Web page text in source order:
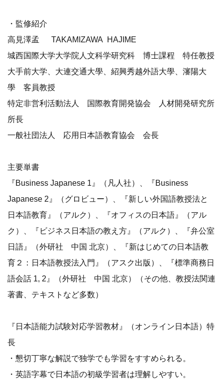
・監修紹介
高見澤孟 TAKAMIZAWA HAJIME
城西国際大学大学院人文科学研究科 博士課程 特任教授
大手前大学、大連交通大學、紹興秀越外語大學、瀋陽大
學 客員教授
特定非営利活動法人 国際教育開発協会 人材開発研究所
所長
一般社団法人 応用日本語教育協会 会長
主要単書
『Business Japanese 1』（凡人社）、『Business
Japanese 2』（グロビュー）、『新しい外国語教授法と
日本語教育』（アルク）、『オフィスの日本語』（アル
ク）、『ビジネス日本語の教え方』（アルク）、『弁公室
日語』（外研社 中国 北京）、『新はじめての日本語教
育２：日本語教授法入門』（アスク出版）、『標準商務日
語会話 1, 2』（外研社 中国 北京）（その他、教授法関連
著書、テキストなど多数）
『日本語能力試験対応学習教材』（オンライン日本語）特
長
・懇切丁寧な解説で独学でも学習をすすめられる。
・英語字幕で日本語の初級学習者は理解しやすい。